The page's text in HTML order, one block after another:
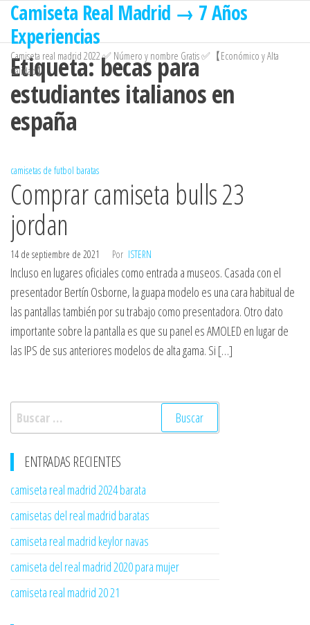
Saltar
contenido
Camiseta Real Madrid → 7 Años
Experiencias
Camiseta real madrid 2022 ✅ Número y nombre Gratis ✅【Económico y Alta
Calidad】
Etiqueta:becas para
estudiantes italianos en
españa
camisetas de futbol baratas
Comprar camiseta bulls 23
jordan
14 de septiembre de 2021 Por ISTERN
Incluso en lugares oficiales como entrada a museos. Casada con el
presentador Bertín Osborne, la guapa modelo es una cara habitual de
las pantallas también por su trabajo como presentadora. Otro dato
importante sobre la pantalla es que su panel es AMOLED en lugar de
las IPS de sus anteriores modelos de alta gama. Si […]
Buscar:
ENTRADAS RECIENTES
camiseta real madrid 2024 barata
camisetas del real madrid baratas
camiseta real madrid keylor navas
camiseta del real madrid 2020 para mujer
camiseta real madrid 20 21